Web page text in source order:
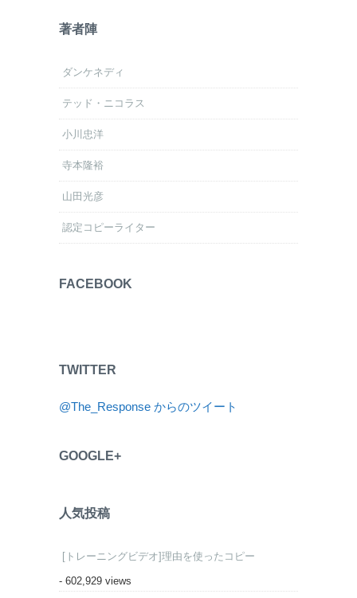
著者陣
ダンケネディ
テッド・ニコラス
小川忠洋
寺本隆裕
山田光彦
認定コピーライター
FACEBOOK
TWITTER
@The_Response からのツイート
GOOGLE+
人気投稿
[トレーニングビデオ]理由を使ったコピー
- 602,929 views